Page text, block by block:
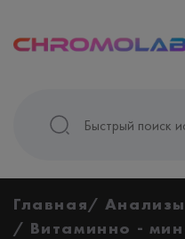
Главная
Анализы
Витаминно -